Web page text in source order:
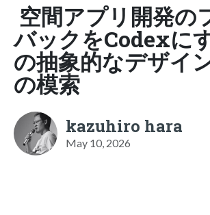
空間アプリ開発の
バックをCodexに
の抽象的なデザイ
の模索
kazuhiro hara
May 10, 2026